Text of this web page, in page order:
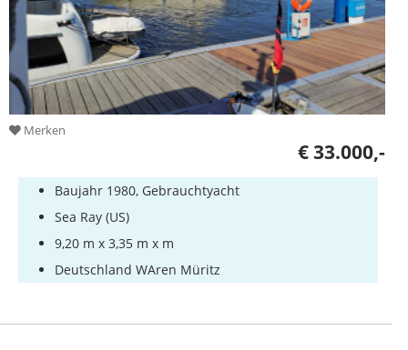
Segel-
&
Sportbootschulen
Versicherungen
Yachtwerften
Merken
€ 33.000,-
Baujahr 1980, Gebrauchtyacht
Sea Ray (US)
9,20 m x 3,35 m x m
Deutschland WAren Müritz